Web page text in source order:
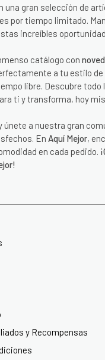
una gran selección de
por tiempo limitado.
increíbles
catálogo con
a tu estilo de
libre. Descubre todo
ti y transforma, hoy
únete a nuestra gran
En Aquí Mejor,
en cada pedido.
y Recompensas